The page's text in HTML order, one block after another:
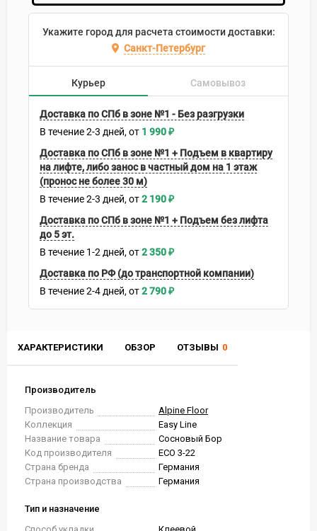
ХАРАКТЕРИСТИКИ ОБЗОР ОТЗЫВЫ 0
Производитель
Производитель
Alpine Floor
Коллекция
Easy Line
Название товара
Сосновый Бор
Код производителя
ECO 3-22
Страна бренда
Германия
Страна производства
Германия
Тип и назначение
Укажите город для расчета стоимости доставки:
Санкт-Петербург
Курьер Самовывоз
Доставка по СПб в зоне №1 - Без разгрузки
В течение2-3 дней 1 990₽
Доставка по СПб в зоне №1 + Подъем в квартиру
на лифте, либо занос в частный дом на 1 этаж
(пронос не более 30 м)
В течение2-3 дней 2 190₽
Доставка по СПб в зоне №1 + Подъем без лифта
до 5 эт.
В течение 1-2 дней 2 350₽
Доставка по РФ (до транспортной компании)
В течение2-4 дней 2 790₽